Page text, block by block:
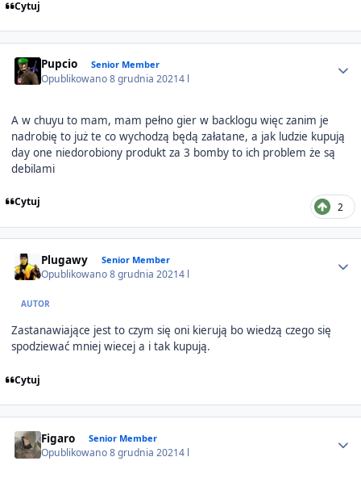
Cytuj
Pupcio Senior Member
Opublikowano8 grudnia 20214 l
A w chuyu to mam, mam pełno gier w backlogu więc zanim je
nadrobię to już te co wychodzą będą załatane, a jak ludzie kupują
day one niedorobiony produkt za 3 bomby to ich problem że są
debilami
Cytuj 2
Plugawy Senior Member
Opublikowano8 grudnia 20214 l
AUTOR
Zastanawiające jest to czym się oni kierują bo wiedzą czego się
spodziewać mniej wiecej a i tak kupują.
Cytuj
Figaro Senior Member
Opublikowano8 grudnia 20214 l